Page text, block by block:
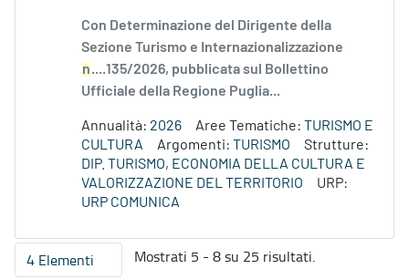
Con Determinazione del Dirigente della
Sezione Turismo e Internazionalizzazione
n....135/2026, pubblicata sul Bollettino
Ufficiale della Regione Puglia...
Annualità: 2026 Aree Tematiche: TURISMO E
CULTURA
Argomenti: TURISMO
Strutture:
DIP. TURISMO, ECONOMIA DELLA CULTURA E
VALORIZZAZIONE DEL TERRITORIO
URP:
URP COMUNICA
4 ElementiPer pagina
Mostrati 5 - 8 su 25 risultati.